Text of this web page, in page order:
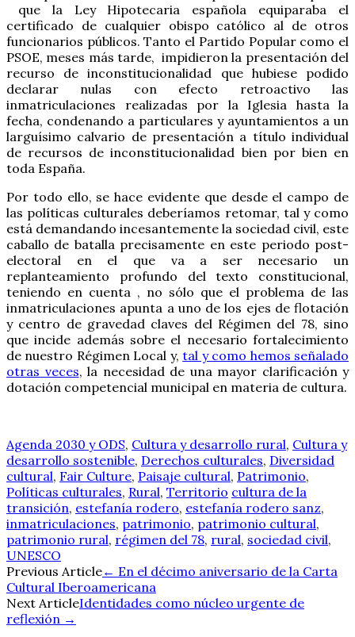
que la Ley Hipotecaria española equiparaba el
certificado de cualquier obispo católico al de otros
funcionarios públicos. Tanto el Partido Popular como el
PSOE, meses más tarde, impidieron la presentación del
recurso de inconstitucionalidad que hubiese podido
declarar nulas con efecto retroactivo las
inmatriculaciones realizadas por la Iglesia hasta la
fecha, condenando a particulares y ayuntamientos a un
larguísimo calvario de presentación a título individual
de recursos de inconstitucionalidad bien por bien en
toda España.
Por todo ello, se hace evidente que desde el campo de
las políticas culturales deberíamos retomar, tal y como
está demandando incesantemente la sociedad civil, este
caballo de batalla precisamente en este periodo post-
electoral en el que va a ser necesario un
replanteamiento profundo del texto constitucional,
teniendo en cuenta , no sólo que el problema de las
inmatriculaciones apunta a uno de los ejes de flotación
y centro de gravedad claves del Régimen del 78, sino
que incide además sobre el necesario fortalecimiento
de nuestro Régimen Local y,tal y como hemos señalado
otras veces, la necesidad de una mayor clarificación y
dotación competencial municipal en materia de cultura.
Agenda 2030 y ODS, Cultura y desarrollo rural, Cultura y
desarrollo sostenible, Derechos culturales, Diversidad
cultural, Fair Culture, Paisaje cultural, Patrimonio,
Políticas culturales, Rural, Territorio cultura de la
transición, estefanía rodero, estefanía rodero sanz,
inmatriculaciones, patrimonio, patrimonio cultural,
patrimonio rural, régimen del 78, rural, sociedad civil,
UNESCO
Navegación
de
entradas
Previous Article← En el décimo aniversario de la Carta
Cultural Iberoamericana
Next ArticleIdentidades como núcleo urgente de
reflexión →